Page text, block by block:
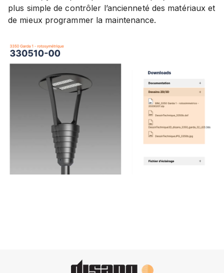
plus simple de contrôler l’ancienneté des matériaux et
de mieux programmer la maintenance.